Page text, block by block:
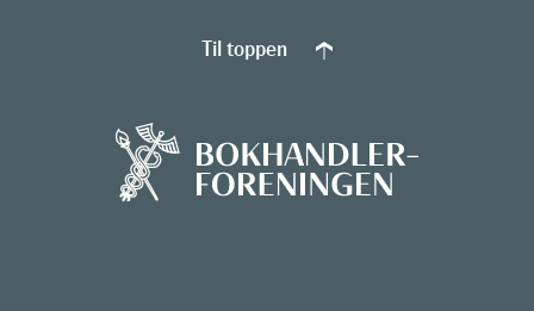
Til toppen